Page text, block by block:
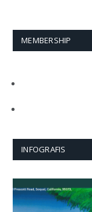
MEMBERSHIP
INFOGRAFIS